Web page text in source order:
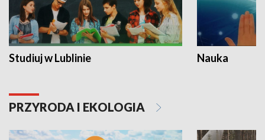
Studiuj w Lublinie Nauka
PRZYRODA I EKOLOGIA